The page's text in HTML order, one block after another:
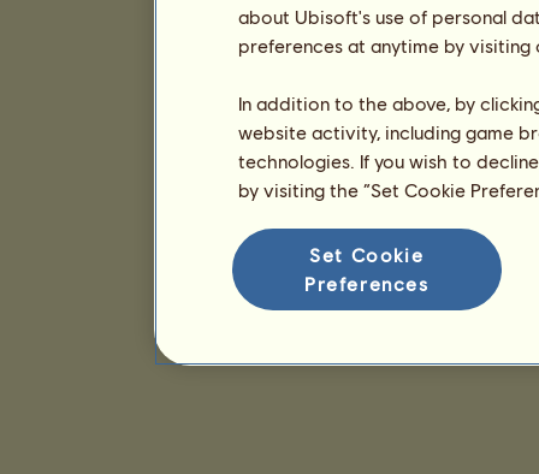
about Ubisoft's use of personal
preferences at anytime by
In addition to the above, by
website activity, including game
technologies. If you wish to
by visiting the “Set Cookie
Set Cookie
Preferences